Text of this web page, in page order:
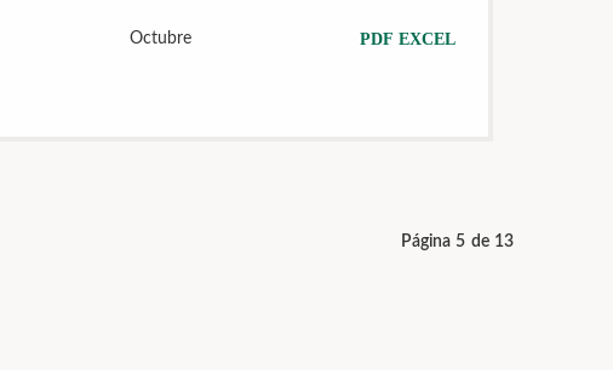
Octubre PDF EXCEL
Página 5 de 13